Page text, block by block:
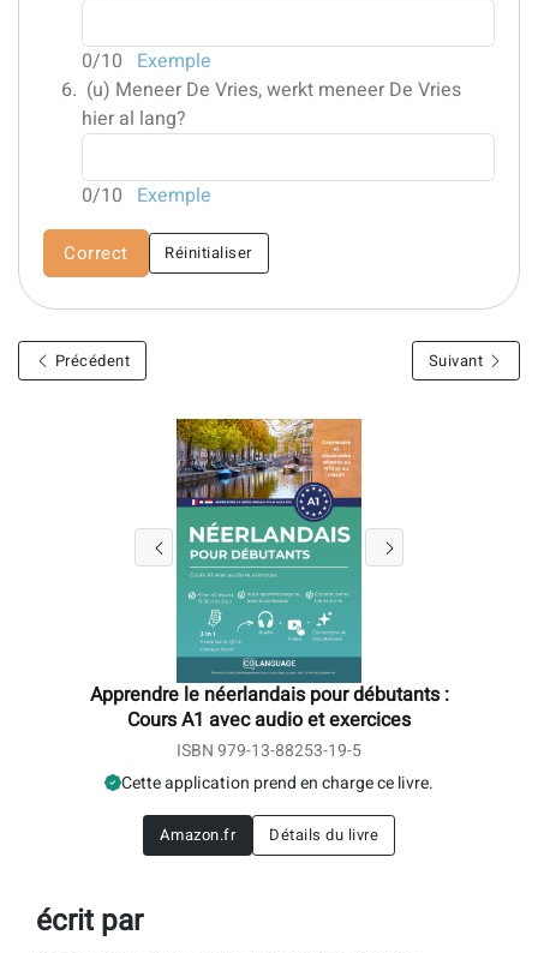
0/10 Exemple
(u) Meneer De Vries, werkt meneer De Vries
hier al lang?
0/10 Exemple
Correct Réinitialiser
Précédent Suivant
Apprendre le néerlandais pour débutants :
Cours A1 avec audio et exercices
ISBN 979-13-88253-19-5
Cette application prend en charge ce livre.
Amazon.fr Détails du livre
écrit par